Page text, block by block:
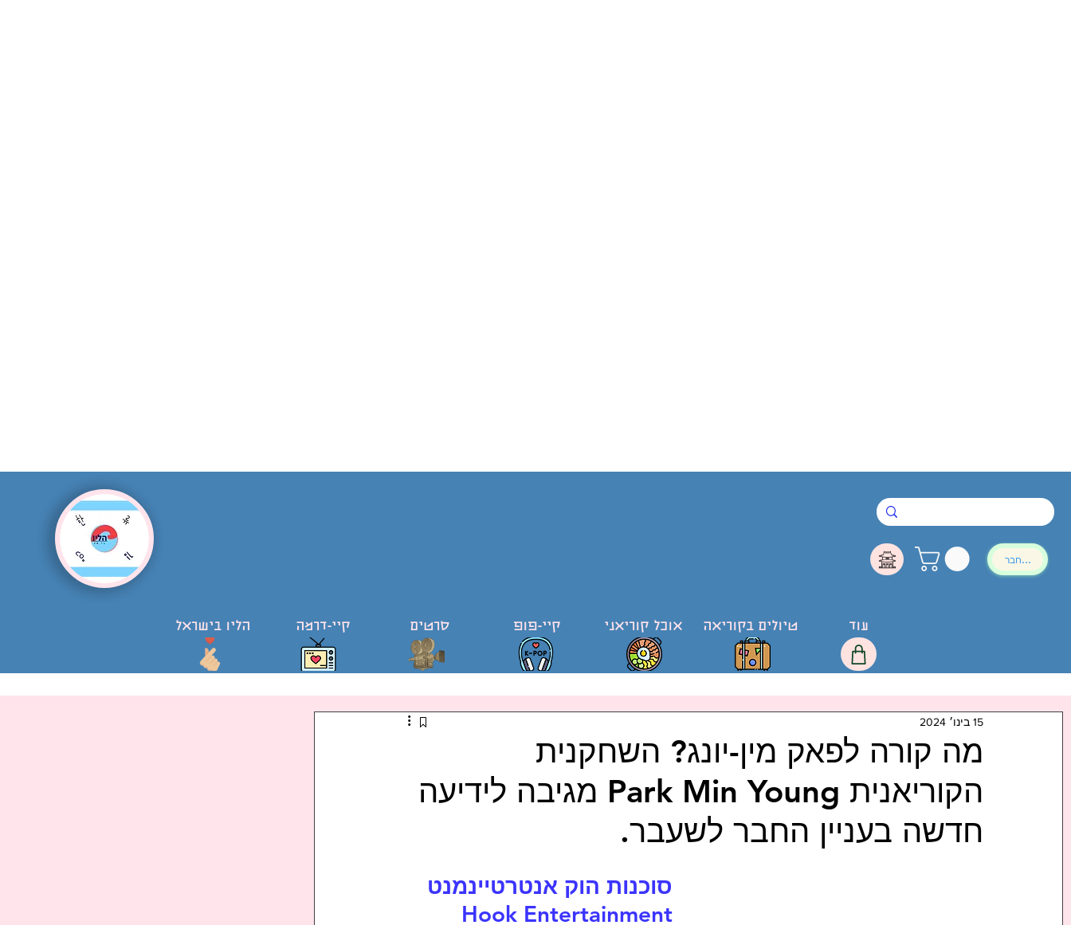
להתחבר
הליו בישראל קיי-דרמה סרטים קיי-פופ אוכל קוריאני טיולים בקוריאה עוד
מה קורה לפאק מין-יונג? השחקנית
הקוריאנית Park Min Young מגיבה לידיעה
חדשה בעניין החבר לשעבר.
15 בינו׳ 2024
סוכנות הוק אנטרטיינמנט